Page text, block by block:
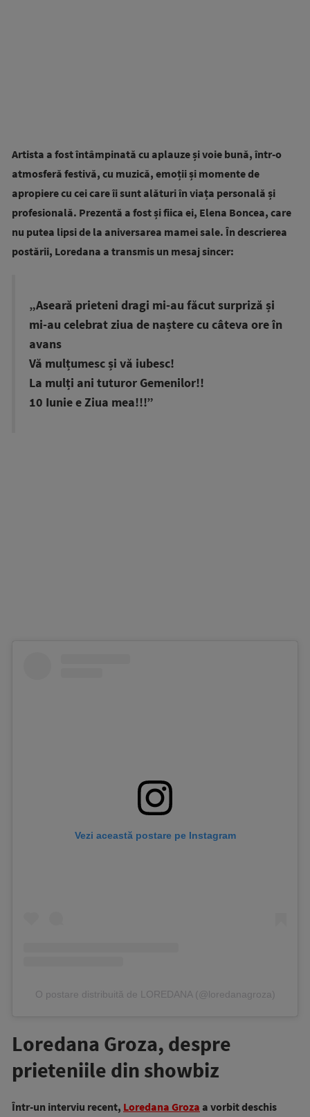
Artista a fost întâmpinată cu aplauze și voie bună, într-o
atmosferă festivă, cu muzică, emoții și momente de
apropiere cu cei care îi sunt alături în viața personală și
profesională. Prezentă a fost și fiica ei, Elena Boncea, care
nu putea lipsi de la aniversarea mamei sale. În descrierea
postării, Loredana a transmis un mesaj sincer:
„Aseară prieteni dragi mi-au făcut surpriză și
mi-au celebrat ziua de naștere cu câteva ore în
avans
Vă mulțumesc și vă iubesc!
La mulți ani tuturor Gemenilor!!
10 Iunie e Ziua mea!!!”
Vezi această postare pe Instagram
O postare distribuită de LOREDANA (@loredanagroza)
Loredana Groza, despre
prieteniile din showbiz
Într-un interviu recent, Loredana Groza a vorbit deschis